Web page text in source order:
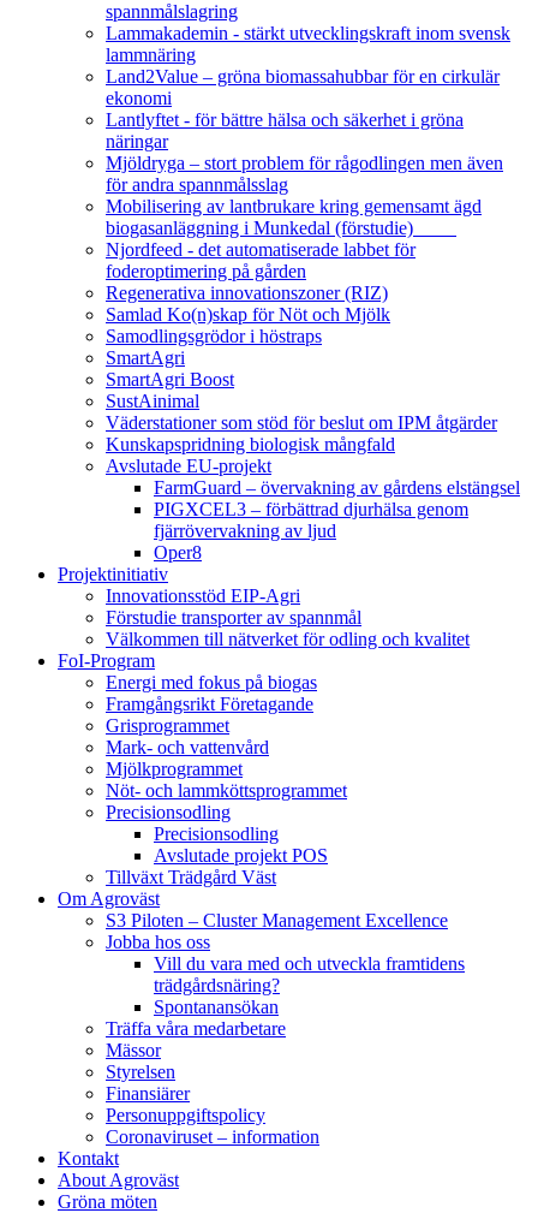
spannmålslagring
Lammakademin - stärkt utvecklingskraft inom svensk
lammnäring
Land2Value – gröna biomassahubbar för en cirkulär
ekonomi
Lantlyftet - för bättre hälsa och säkerhet i gröna
näringar
Mjöldryga – stort problem för rågodlingen men även
för andra spannmålsslag
Mobilisering av lantbrukare kring gemensamt ägd
biogasanläggning i Munkedal (förstudie)
Njordfeed - det automatiserade labbet för
foderoptimering på gården
Regenerativa innovationszoner (RIZ)
Samlad Ko(n)skap för Nöt och Mjölk
Samodlingsgrödor i höstraps
SmartAgri
SmartAgri Boost
SustAinimal
Väderstationer som stöd för beslut om IPM åtgärder
Kunskapspridning biologisk mångfald
Avslutade EU-projekt
FarmGuard – övervakning av gårdens elstängsel
PIGXCEL3 – förbättrad djurhälsa genom
fjärrövervakning av ljud
Oper8
Projektinitiativ
Innovationsstöd EIP-Agri
Förstudie transporter av spannmål
Välkommen till nätverket för odling och kvalitet
FoI-Program
Energi med fokus på biogas
Framgångsrikt Företagande
Grisprogrammet
Mark- och vattenvård
Mjölkprogrammet
Nöt- och lammköttsprogrammet
Precisionsodling
Precisionsodling
Avslutade projekt POS
Tillväxt Trädgård Väst
Om Agroväst
S3 Piloten – Cluster Management Excellence
Jobba hos oss
Vill du vara med och utveckla framtidens
trädgårdsnäring?
Spontanansökan
Träffa våra medarbetare
Mässor
Styrelsen
Finansiärer
Personuppgiftspolicy
Coronaviruset – information
Kontakt
About Agroväst
Gröna möten